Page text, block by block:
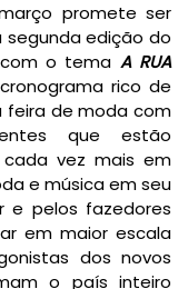
promete ser
segunda edição do
o tema A RUA
rico de
feira de moda com
que estão
vez mais em
e música em seu
e pelos fazedores
em maior escala
dos novos
o país inteiro